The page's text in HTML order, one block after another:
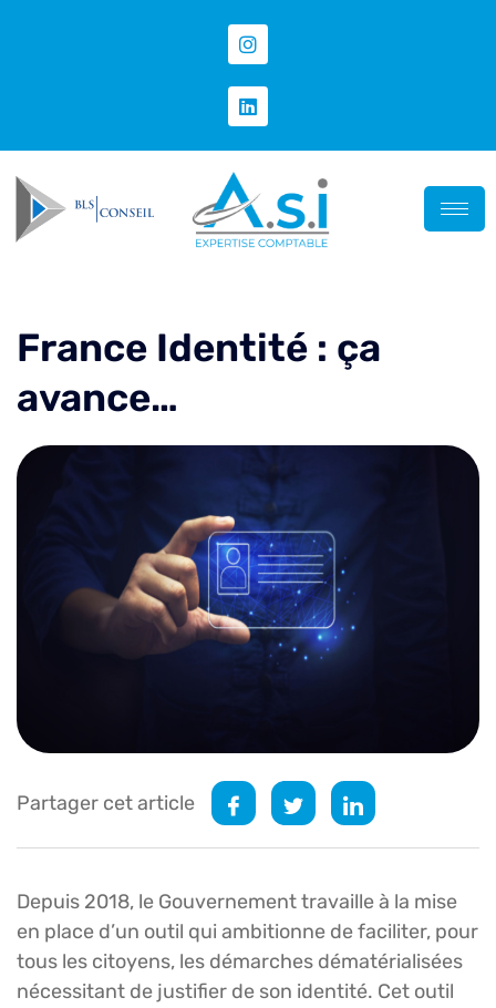
France Identité : ça
avance…
Partager cet article
Depuis 2018, le Gouvernement travaille à la mise
en place d’un outil qui ambitionne de faciliter, pour
tous les citoyens, les démarches dématérialisées
nécessitant de justifier de son identité. Cet outil